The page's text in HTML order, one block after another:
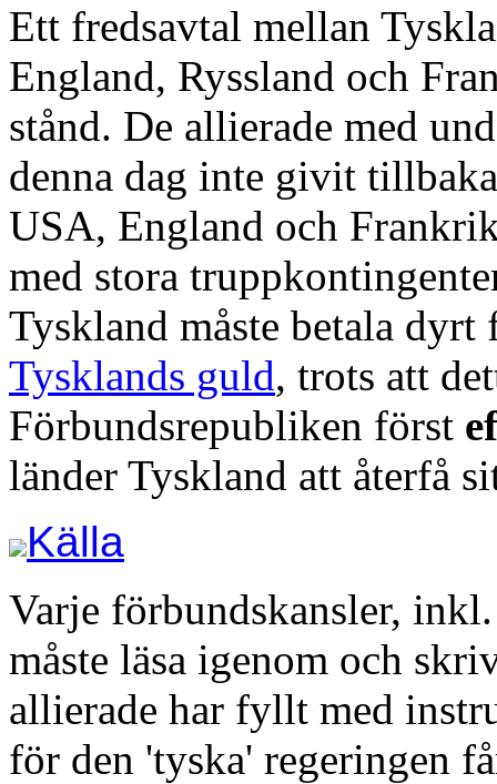
Ett fredsavtal mellan
England, Ryssland och
stånd. De allierade med
denna dag inte givit
USA, England och
med stora
Tyskland måste betala
Tysklands guld, trots att
Förbundsrepubliken först
länder Tyskland att återfå
Källa
Varje förbundskansler, inkl.
måste läsa igenom och
allierade har fyllt med
för den 'tyska' regeringen